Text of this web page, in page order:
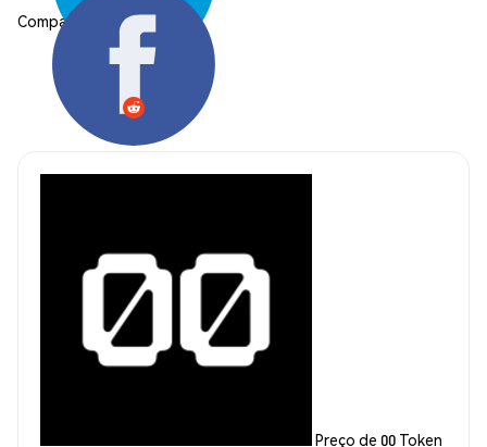
Compartilhar:
Preço de 00 Token